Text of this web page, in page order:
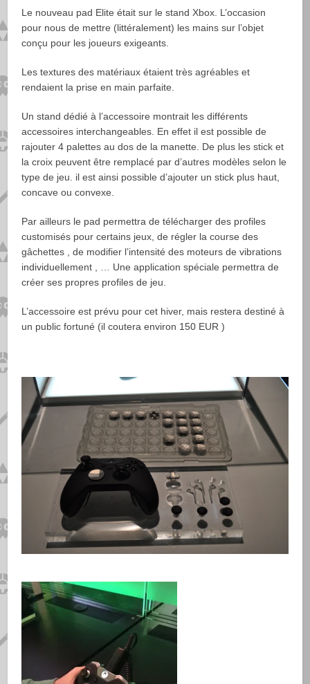
Le nouveau pad Elite était sur le stand Xbox. L’occasion
pour nous de mettre (littéralement) les mains sur l’objet
conçu pour les joueurs exigeants.
Les textures des matériaux étaient très agréables et
rendaient la prise en main parfaite.
Un stand dédié à l’accessoire montrait les différents
accessoires interchangeables. En effet il est possible de
rajouter 4 palettes au dos de la manette. De plus les stick et
la croix peuvent être remplacé par d’autres modèles selon le
type de jeu. il est ainsi possible d’ajouter un stick plus haut,
concave ou convexe.
Par ailleurs le pad permettra de télécharger des profiles
customisés pour certains jeux, de régler la course des
gâchettes , de modifier l’intensité des moteurs de vibrations
individuellement , … Une application spéciale permettra de
créer ses propres profiles de jeu.
L’accessoire est prévu pour cet hiver, mais restera destiné à
un public fortuné (il coutera environ 150 EUR )